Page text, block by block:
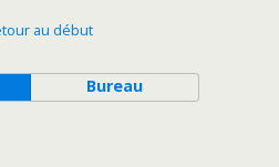
au début
Bureau